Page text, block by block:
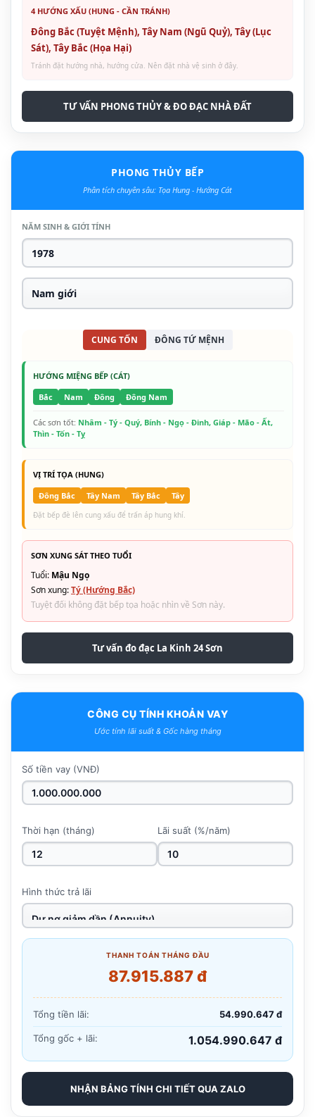
4 HƯỚNG XẤU (HUNG - CẦN TRÁNH)
Đông Bắc (Tuyệt Mệnh), Tây Nam (Ngũ Quỷ), Tây (Lục
Sát), Tây Bắc (Họa Hại)
Tránh đặt hướng nhà, hướng cửa. Nên đặt nhà vệ sinh ở đây.
TƯ VẤN PHONG THỦY & ĐO ĐẠC NHÀ ĐẤT
PHONG THỦY BẾP
Phân tích chuyên sâu: Tọa Hung - Hướng Cát
NĂM SINH & GIỚI TÍNH
CUNG TỐN ĐÔNG TỨ MỆNH
HƯỚNG MIỆNG BẾP (CÁT)
Bắc
Nam Đông Đông Nam
Các sơn tốt: Nhâm - Tý - Quý, Bính - Ngọ - Đinh, Giáp - Mão - Ất,
Thìn - Tốn - Tỵ
VỊ TRÍ TỌA (HUNG)
Đông Bắc
Tây Nam Tây Bắc Tây
Đặt bếp đè lên cung xấu để trấn áp hung khí.
SƠN XUNG SÁT THEO TUỔI
Tuổi: Mậu Ngọ
Sơn xung:Tý (Hướng Bắc)
Tuyệt đối không đặt bếp tọa hoặc nhìn về Sơn này.
Tư vấn đo đạc La Kinh 24 Sơn
CÔNG CỤ TÍNH KHOẢN VAY
Ước tính lãi suất & Gốc hàng tháng
Số tiền vay (VNĐ)
Thời hạn (tháng) Lãi suất (%/năm)
Hình thức trả lãi
THANH TOÁN THÁNG ĐẦU
87.915.887 đ
Tổng tiền lãi: 54.990.647 đ
Tổng gốc + lãi: 1.054.990.647 đ
NHẬN BẢNG TÍNH CHI TIẾT QUA ZALO